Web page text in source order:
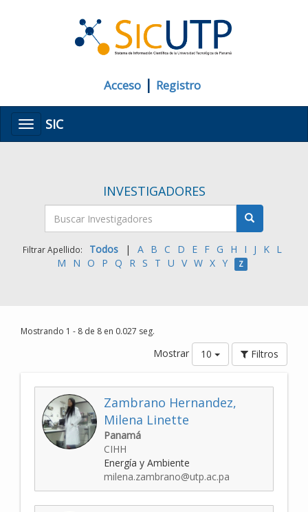
Acceso | Registro
MenúSIC
INVESTIGADORES
Filtrar Apellido: Todos | A B C D E F G H I J K L
M
N O P Q R S T U V W X Y Z
Mostrando 1 - 8 de 8 en 0.027 seg.
Mostrar 10 Filtros
Zambrano Hernandez,
Milena Linette
Panamá
CIHH
Energía y Ambiente
milena.zambrano@utp.ac.pa